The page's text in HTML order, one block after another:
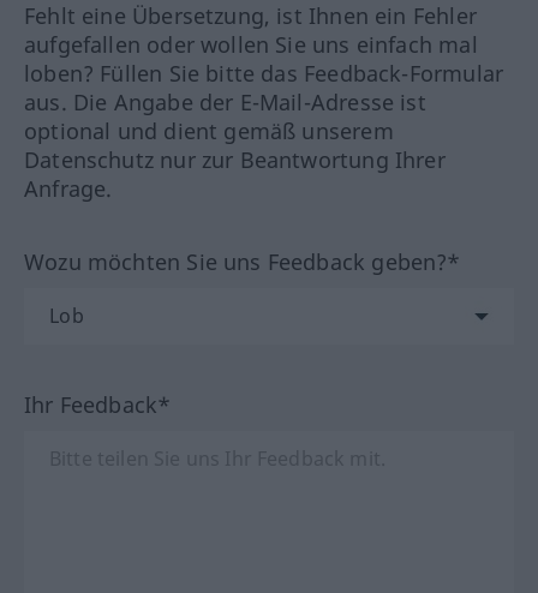
Fehlt eine Übersetzung, ist Ihnen ein Fehler
aufgefallen oder wollen Sie uns einfach mal
loben? Füllen Sie bitte das Feedback-Formular
aus. Die Angabe der E-Mail-Adresse ist
optional und dient gemäß unserem
Datenschutz nur zur Beantwortung Ihrer
Anfrage.
Wozu möchten Sie uns Feedback geben?*
Ihr Feedback*